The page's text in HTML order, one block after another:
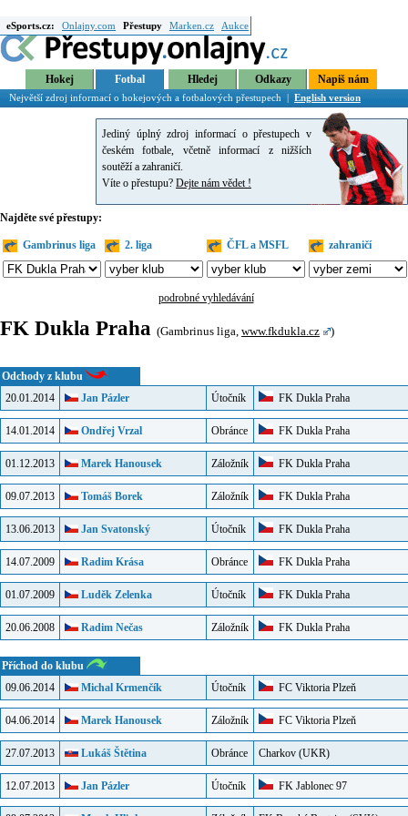
eSports.cz: Onlajny.com Přestupy Marken.cz Aukce
Hokej Fotbal Hledej Odkazy Napiš nám
Největší zdroj informací o hokejových a fotbalových přestupech | English version
Jediný úplný zdroj informací o přestupech v
českém fotbale, včetně informací z nižších
soutěží a zahraničí.
Víte o přestupu? Dejte nám vědet !
Najděte své přestupy:
Gambrinus liga 2. liga ČFL a MSFL zahraničí
podrobné vyhledávání
FK Dukla Praha (Gambrinus liga, www.fkdukla.cz )
Odchody z klubu
20.01.2014
Jan Pázler Útočník FK Dukla Praha
14.01.2014 Ondřej Vrzal Obránce FK Dukla Praha
01.12.2013 Marek Hanousek Záložník FK Dukla Praha
09.07.2013 Tomáš Borek Záložník FK Dukla Praha
13.06.2013 Jan Svatonský Útočník FK Dukla Praha
14.07.2009 Radim Krása Obránce FK Dukla Praha
01.07.2009 Luděk Zelenka Útočník FK Dukla Praha
20.06.2008 Radim Nečas Záložník FK Dukla Praha
Příchod do klubu
09.06.2014
Michal Krmenčík Útočník FC Viktoria Plzeň
04.06.2014 Marek Hanousek Záložník FC Viktoria Plzeň
27.07.2013 Lukáš Štětina Obránce Charkov (UKR)
12.07.2013 Jan Pázler Útočník FK Jablonec 97